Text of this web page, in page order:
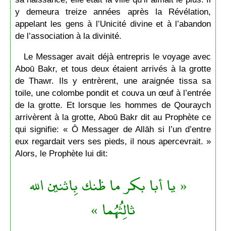
y demeura treize années après la Révélation,
appelant les gens à l’Unicité divine et à l’abandon
de l’association à la divinité.
Le Messager avait déjà entrepris le voyage avec
Aboū Bakr, et tous deux étaient arrivés à la grotte
de Thawr. Ils y entrèrent, une araignée tissa sa
toile, une colombe pondit et couva un œuf à l’entrée
de la grotte. Et lorsque les hommes de Qouraych
arrivèrent à la grotte, Aboū Bakr dit au Prophète ce
qui signifie: « Ô Messager de Allāh si l’un d’entre
eux regardait vers ses pieds, il nous apercevrait. »
Alors, le Prophète lui dit:
« يا أبا بكر ما ظنك بِاثنين الله
ثالِثُهُما »